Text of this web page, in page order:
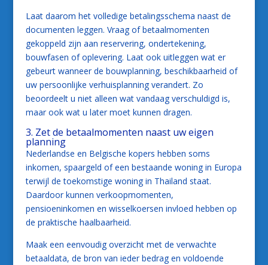
Laat daarom het volledige betalingsschema naast de
documenten leggen. Vraag of betaalmomenten
gekoppeld zijn aan reservering, ondertekening,
bouwfasen of oplevering. Laat ook uitleggen wat er
gebeurt wanneer de bouwplanning, beschikbaarheid of
uw persoonlijke verhuisplanning verandert. Zo
beoordeelt u niet alleen wat vandaag verschuldigd is,
maar ook wat u later moet kunnen dragen.
3. Zet de betaalmomenten naast uw eigen
planning
Nederlandse en Belgische kopers hebben soms
inkomen, spaargeld of een bestaande woning in Europa
terwijl de toekomstige woning in Thailand staat.
Daardoor kunnen verkoopmomenten,
pensioeninkomen en wisselkoersen invloed hebben op
de praktische haalbaarheid.
Maak een eenvoudig overzicht met de verwachte
betaaldata, de bron van ieder bedrag en voldoende